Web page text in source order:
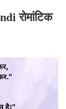
रोमांटिक